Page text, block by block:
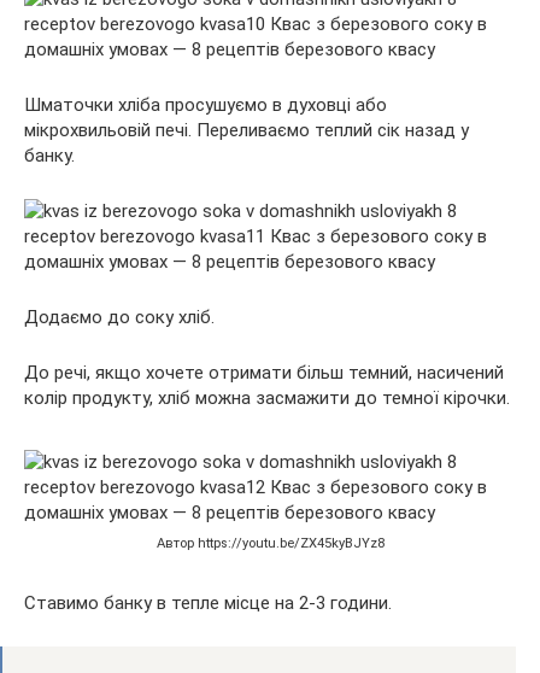
Шматочки хліба просушуємо в духовці або
мікрохвильовій печі. Переливаємо теплий сік назад у
банку.
Додаємо до соку хліб.
До речі, якщо хочете отримати більш темний, насичений
колір продукту, хліб можна засмажити до темної кірочки.
Автор https://youtu.be/ZX45kyBJYz8
Ставимо банку в тепле місце на 2-3 години.